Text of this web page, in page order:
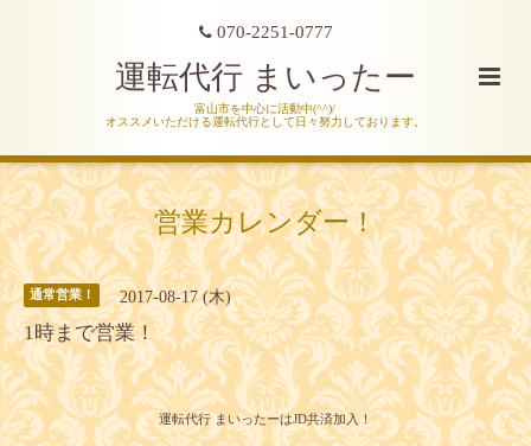
070-2251-0777
運転代行 まいったー
富山市を中心に活動中(^^)/
オススメいただける運転代行として日々努力しております。
営業カレンダー！
通常営業！ 2017-08-17 (木)
1時まで営業！
運転代行 まいったーはJD共済加入！